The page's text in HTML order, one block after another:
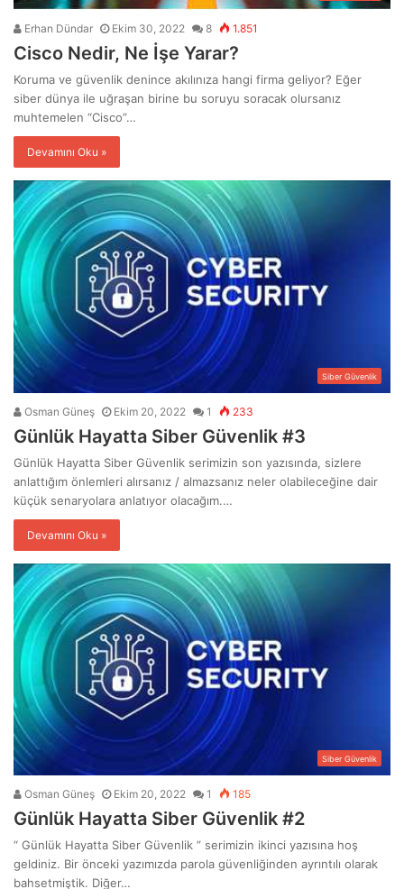
Erhan Dündar Ekim 30, 2022 8 1.851
Cisco Nedir, Ne İşe Yarar?
Koruma ve güvenlik denince akılınıza hangi firma geliyor? Eğer
siber dünya ile uğraşan birine bu soruyu soracak olursanız
muhtemelen “Cisco”…
Devamını Oku »
Siber Güvenlik
Osman Güneş Ekim 20, 2022 1 233
Günlük Hayatta Siber Güvenlik #3
Günlük Hayatta Siber Güvenlik serimizin son yazısında, sizlere
anlattığım önlemleri alırsanız / almazsanız neler olabileceğine dair
küçük senaryolara anlatıyor olacağım.…
Devamını Oku »
Siber Güvenlik
Osman Güneş Ekim 20, 2022 1 185
Günlük Hayatta Siber Güvenlik #2
“ Günlük Hayatta Siber Güvenlik ” serimizin ikinci yazısına hoş
geldiniz. Bir önceki yazımızda parola güvenliğinden ayrıntılı olarak
bahsetmiştik. Diğer…